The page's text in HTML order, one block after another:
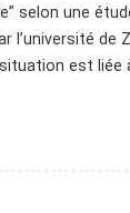
selon une
l’université de
est liée
DU CERVIN